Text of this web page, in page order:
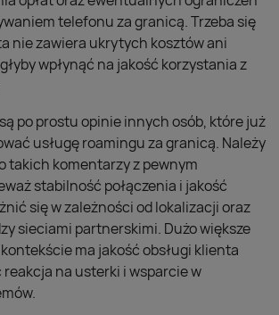
telefonu za granicą. Trzeba się
nie zawiera ukrytych kosztów ani
wpłynąć na jakość korzystania z
po prostu opinie innych osób, które już
usługę roamingu za granicą. Należy
takich komentarzy z pewnym
stabilność połączenia i jakość
się w zależności od lokalizacji oraz
sieciami partnerskimi. Dużo większe
ma jakość obsługi klienta
na usterki i wsparcie w